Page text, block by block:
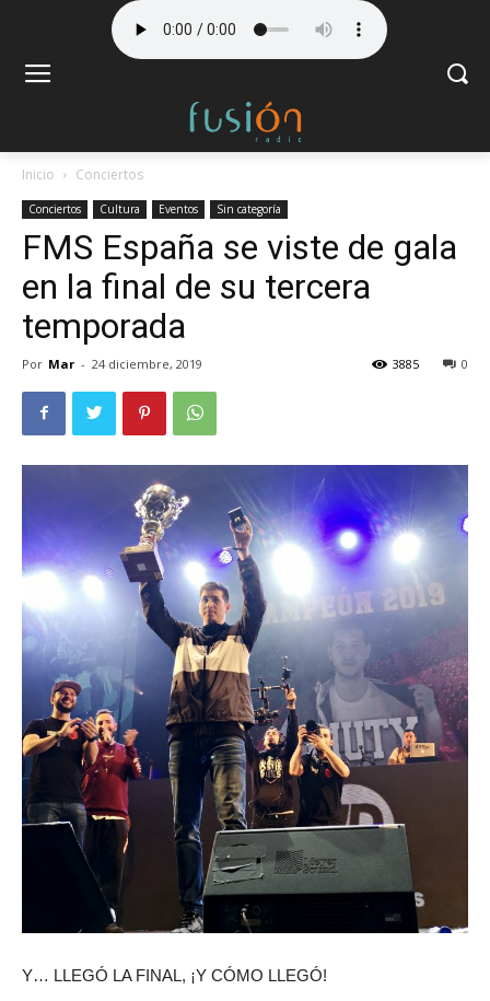
Inicio Conciertos
Conciertos Cultura Eventos Sin categoría
FMS España se viste de gala
en la final de su tercera
temporada
Por Mar - 24 diciembre, 2019 0
3885
Y… LLEGÓ LA FINAL, ¡Y CÓMO LLEGÓ!